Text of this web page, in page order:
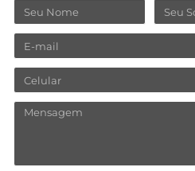
Nome
Email
Celular
Mensagem